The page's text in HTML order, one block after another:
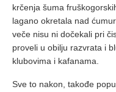
krčenja šuma
lagano okretala nad
veče nisu ni dočekali pri
proveli u obilju razvrata i
klubovima i kafanama.
Sve to nakon, takođe